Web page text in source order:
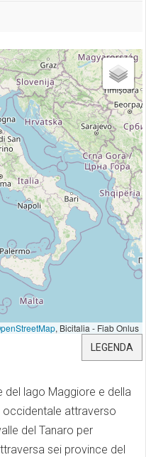
, Bicitalia - Fiab Onlus
LEGENDA
del lago Maggiore e della
occidentale attraverso
del Tanaro per
sei province del